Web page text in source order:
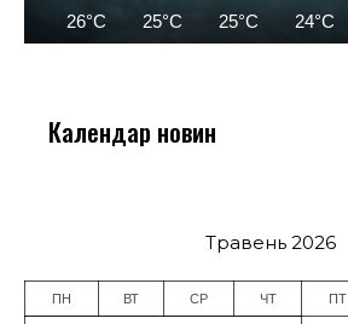
26°C 25°C 25°C 24°C
Календар новин
Травень 2026
ПН ВТ СР ЧТ ПТ